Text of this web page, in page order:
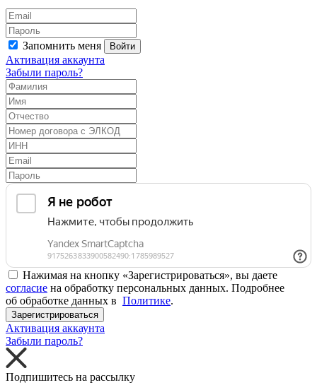
Запомнить меня Войти
Активация аккаунта
Забыли пароль?
Нажимая на кнопку «Зарегистрироваться», вы даете
согласие на обработку персональных данных. Подробнее
об обработке данных в Политике.
Зарегистрироваться
Активация аккаунта
Забыли пароль?
Подпишитесь на рассылку